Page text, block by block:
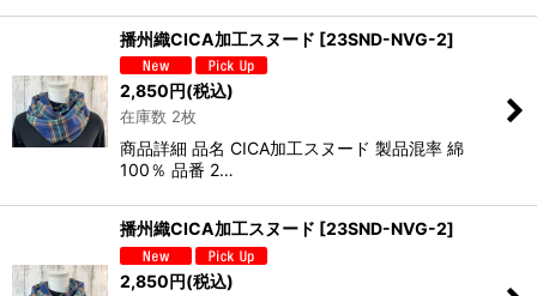
播州織CICA加工スヌード [23SND-NVG-2]
2,850 円(税込)
在庫数 2枚
商品詳細 品名 CICA加工スヌード 製品混率 綿
100％ 品番 2…
播州織CICA加工スヌード [23SND-NVG-2]
2,850円(税込)